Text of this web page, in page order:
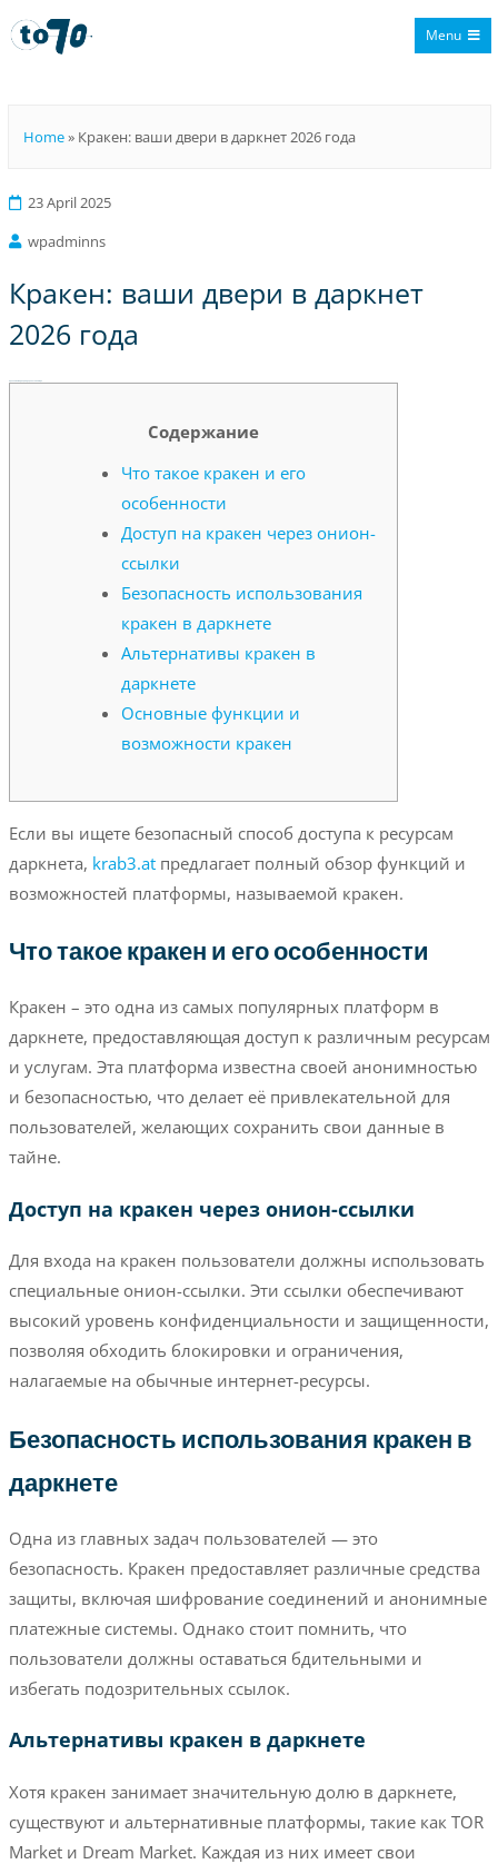
Menu
Home» Кракен: ваши двери в даркнет 2026 года
23 April 2025
wpadminns
Кракен: ваши двери в даркнет
2026 года
Содержание
Что такое кракен и его
особенности
Доступ на кракен через онион-
ссылки
Безопасность использования
кракен в даркнете
Альтернативы кракен в
даркнете
Основные функции и
возможности кракен
Если вы ищете безопасный способ доступа к ресурсам
даркнета, krab3.atпредлагает полный обзор функций и
возможностей платформы, называемой кракен.
Что такое кракен и его особенности
Кракен – это одна из самых популярных платформ в
даркнете, предоставляющая доступ к различным ресурсам
и услугам. Эта платформа известна своей анонимностью
и безопасностью, что делает её привлекательной для
пользователей, желающих сохранить свои данные в
тайне.
Доступ на кракен через онион-ссылки
Для входа на кракен пользователи должны использовать
специальные онион-ссылки. Эти ссылки обеспечивают
высокий уровень конфиденциальности и защищенности,
позволяя обходить блокировки и ограничения,
налагаемые на обычные интернет-ресурсы.
Безопасность использования кракен в
даркнете
Одна из главных задач пользователей — это
безопасность. Кракен предоставляет различные средства
защиты, включая шифрование соединений и анонимные
платежные системы. Однако стоит помнить, что
пользователи должны оставаться бдительными и
избегать подозрительных ссылок.
Альтернативы кракен в даркнете
Хотя кракен занимает значительную долю в даркнете,
существуют и альтернативные платформы, такие как TOR
Market и Dream Market. Каждая из них имеет свои